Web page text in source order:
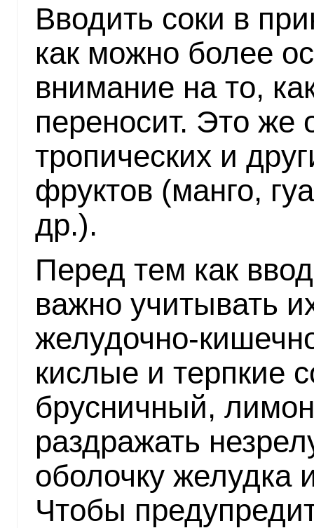
Вводить соки в
как можно более
внимание на то,
переносит. Это же
тропических и
фруктов (манго,
др.).
Перед тем как
важно учитывать
желудочно-
кислые и терпкие
брусничный,
раздражать
оболочку
Чтобы